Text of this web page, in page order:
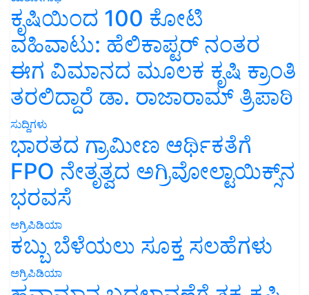
ಕೃಷಿಯಿಂದ 100 ಕೋಟಿ
ವಹಿವಾಟು: ಹೆಲಿಕಾಪ್ಟರ್ ನಂತರ
ಈಗ ವಿಮಾನದ ಮೂಲಕ ಕೃಷಿ ಕ್ರಾಂತಿ
ತರಲಿದ್ದಾರೆ ಡಾ. ರಾಜಾರಾಮ್ ತ್ರಿಪಾಠಿ
ಸುದ್ದಿಗಳು
ಭಾರತದ ಗ್ರಾಮೀಣ ಆರ್ಥಿಕತೆಗೆ
FPO ನೇತೃತ್ವದ ಅಗ್ರಿವೋಲ್ಟಾಯಿಕ್ಸ್‌ನ
ಭರವಸೆ
ಅಗ್ರಿಪಿಡಿಯಾ
ಕಬ್ಬು ಬೆಳೆಯಲು ಸೂಕ್ತ ಸಲಹೆಗಳು
ಅಗ್ರಿಪಿಡಿಯಾ